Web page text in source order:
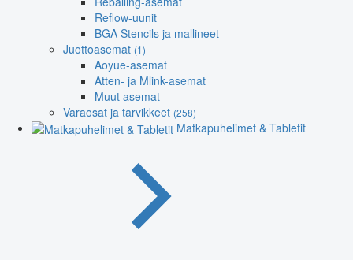
Reflow-uunit
BGA Stencils ja mallineet
Juottoasemat (1)
Aoyue-asemat
Atten- ja Mlink-asemat
Muut asemat
Varaosat ja tarvikkeet (258)
Matkapuhelimet & Tabletit